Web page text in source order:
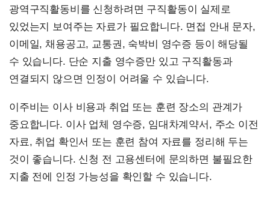
광역구직활동비를 신청하려면 구직활동이 실제로
있었는지 보여주는 자료가 필요합니다. 면접 안내 문자,
이메일, 채용공고, 교통권, 숙박비 영수증 등이 해당될
수 있습니다. 단순 지출 영수증만 있고 구직활동과
연결되지 않으면 인정이 어려울 수 있습니다.
이주비는 이사 비용과 취업 또는 훈련 장소의 관계가
중요합니다. 이사 업체 영수증, 임대차계약서, 주소 이전
자료, 취업 확인서 또는 훈련 참여 자료를 정리해 두는
것이 좋습니다. 신청 전 고용센터에 문의하면 불필요한
지출 전에 인정 가능성을 확인할 수 있습니다.